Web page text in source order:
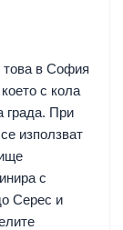
това в София
с кола
града. При
използват
с
Серес и